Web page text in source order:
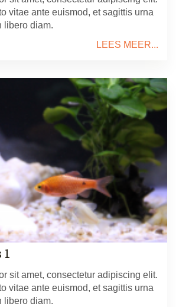
vitae ante euismod, et sagittis urna
libero diam.
LEES MEER...
sit amet, consectetur adipiscing elit.
vitae ante euismod, et sagittis urna
libero diam.